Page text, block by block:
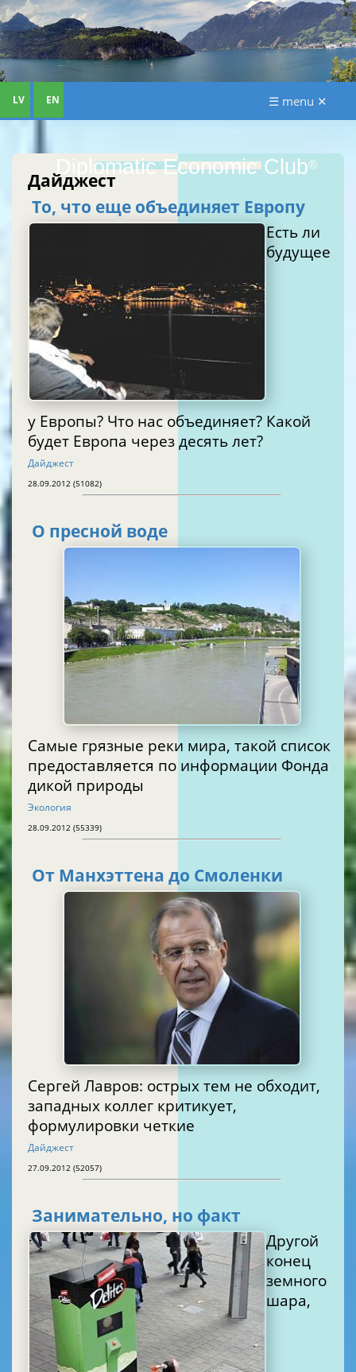
Diplomatic Economic Club®
LV EN ☰ menu ✕
Дайджест
То, что еще объединяет Европу
Есть ли
будущее
у Европы? Что нас объединяет? Какой
будет Европа через десять лет?
Дайджест
28.09.2012 (51082)
О пресной воде
Самые грязные реки мира, такой список
предоставляется по информации Фонда
дикой природы
Экология
28.09.2012 (55339)
От Манхэттена до Смоленки
Сергей Лавров: острых тем не обходит,
западных коллег критикует,
формулировки четкие
Дайджест
27.09.2012 (52057)
Занимательно, но факт
Другой
конец
земного
шара,